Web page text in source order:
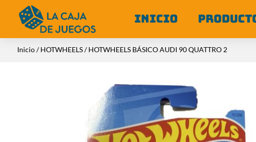
INICIO
Inicio/HOTWHEELS/ HOTWHEELS BÁSICO AUDI 90 QUATTRO 2